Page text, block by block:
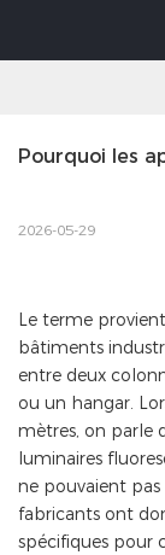
Pourquoi les
2026-05-29
Le terme
bâtiments
entre deux
ou un hangar.
mètres, on parle
luminaires
ne pouvaient
fabricants ont
spécifiques pour